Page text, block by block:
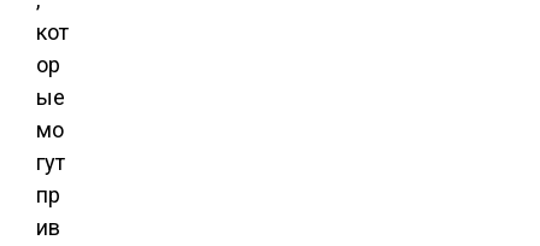
кот
ор
ые
мо
гут
пр
ив